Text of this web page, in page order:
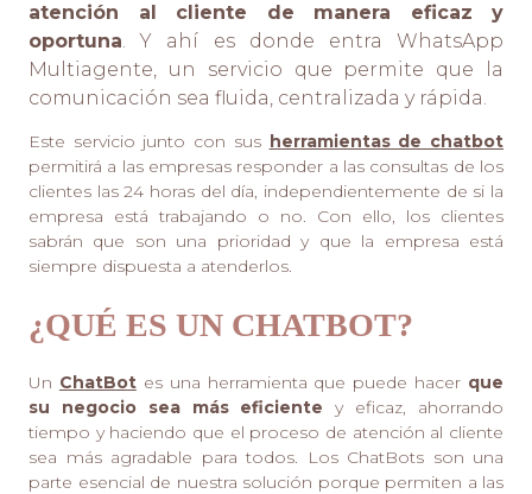
atención al cliente de manera eficaz y
oportuna. Y ahí es donde entra WhatsApp
Multiagente, un servicio que permite que la
comunicación sea fluida, centralizada y rápida.
Este servicio junto con sus herramientas de chatbot
permitirá a las empresas responder a las consultas de los
clientes las 24 horas del día, independientemente de si la
empresa está trabajando o no. Con ello, los clientes
sabrán que son una prioridad y que la empresa está
siempre dispuesta a atenderlos.
¿QUÉ ES UN CHATBOT?
Un ChatBotes una herramienta que puede hacer que
su negocio sea más eficiente y eficaz, ahorrando
tiempo y haciendo que el proceso de atención al cliente
sea más agradable para todos. Los ChatBots son una
parte esencial de nuestra solución porque permiten a las